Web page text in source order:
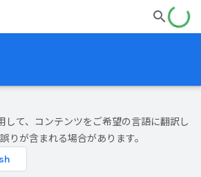
して、コンテンツをご希望の言語に翻訳し
りが含まれる場合があります。